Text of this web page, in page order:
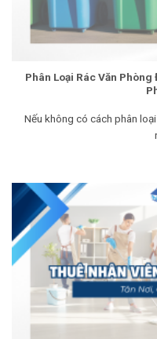
Phân Loại Rác Văn
Nếu không có cách phân